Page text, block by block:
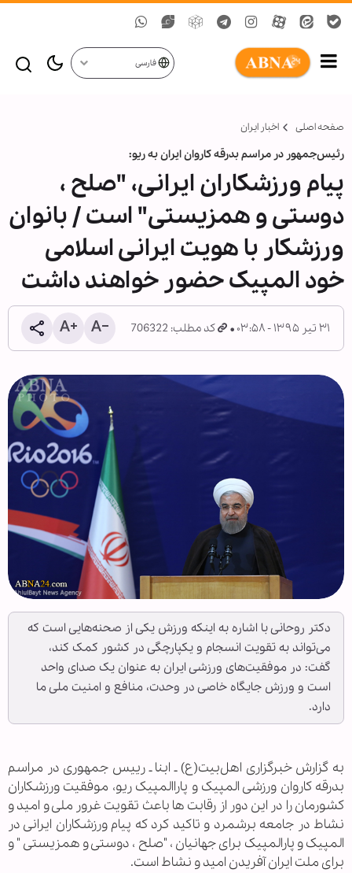
فارسی
صفحه اصلی اخبار ایران
رئیس‌جمهور در مراسم بدرقه کاروان ایران به ریو:
پیام ورزشکاران ایرانی، "صلح ،
دوستی و همزیستی" است / بانوان
ورزشکار با هویت ایرانی اسلامی
خود المپیک حضور خواهند داشت
۳۱ تیر ۱۳۹۵ - ۰۳:۵۸ کد مطلب: 706322
دکتر روحانی با اشاره به اینکه ورزش یکی از صحنه‌هایی است که
می‌تواند به تقویت انسجام و یکپارچگی در کشور کمک کند،
گفت: در موفقیت‌های ورزشی ایران به عنوان یک صدای واحد
است و ورزش جایگاه خاصی در وحدت، منافع و امنیت ملی ما
دارد.
به گزارش خبرگزاری اهل‌بیت(ع) ـ ابنا ـ رییس جمهوری در مراسم
بدرقه کاروان ورزشی المپیک و پاراالمپیک ریو، موفقیت ورزشکاران
کشورمان را در این دور از رقابت ها باعث تقویت غرور ملی و امید و
نشاط در جامعه برشمرد و تاکید کرد که پیام ورزشکاران ایرانی در
المپیک و پارالمپیک برای جهانیان ، "صلح ، دوستی و همزیستی " و
برای ملت ایران آفریدن امید و نشاط است.